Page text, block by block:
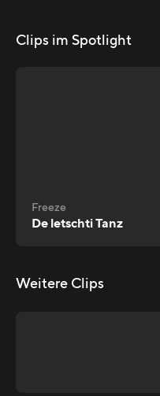
Clips im Spotlight
Freeze
De letschti Tanz
Weitere Clips